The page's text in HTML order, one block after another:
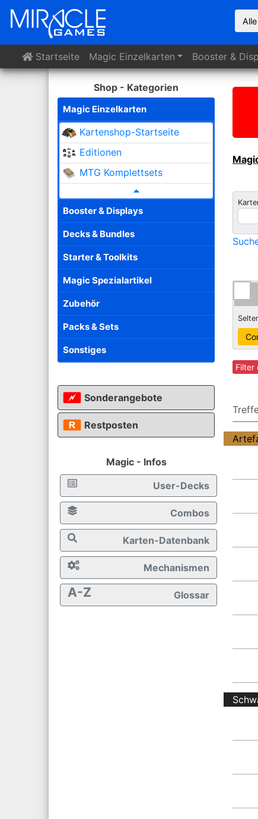
Alle
Startseite Magic Einzelkarten Booster &
Shop - Kategorien
Magic Einzelkarten
Kartenshop-Startseite
Editionen
MTG Komplettsets
Booster & Displays
Decks & Bundles
Starter & Toolkits
Magic Spezialartikel
Zubehör
Packs & Sets
Sonstiges
Sonderangebote
Restposten
Magic - Infos
User-Decks
Combos
Karten-Datenbank
Mechanismen
A-Z Glossar
Filter